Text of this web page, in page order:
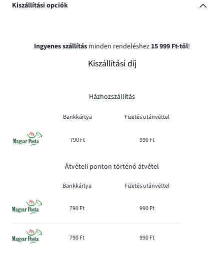
Kiszállítási opciók
Ingyenes szállítás minden rendeléshez 15 999 Ft-től!
Kiszállítási díj
Házhozszállítás
Bankkártya Fizetés utánvéttel
790 Ft 990 Ft
Átvételi ponton történő átvétel
Bankkártya Fizetés utánvéttel
790 Ft 990 Ft
790 Ft 990 Ft